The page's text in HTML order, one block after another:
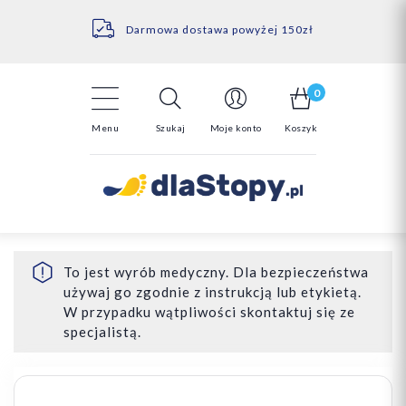
Darmowa dostawa powyżej 150zł
14 Dni na darmowy zwrot*
Menu Szukaj Moje konto
0
Koszyk
To jest wyrób medyczny. Dla bezpieczeństwa
używaj go zgodnie z instrukcją lub etykietą.
W przypadku wątpliwości skontaktuj się ze
specjalistą.